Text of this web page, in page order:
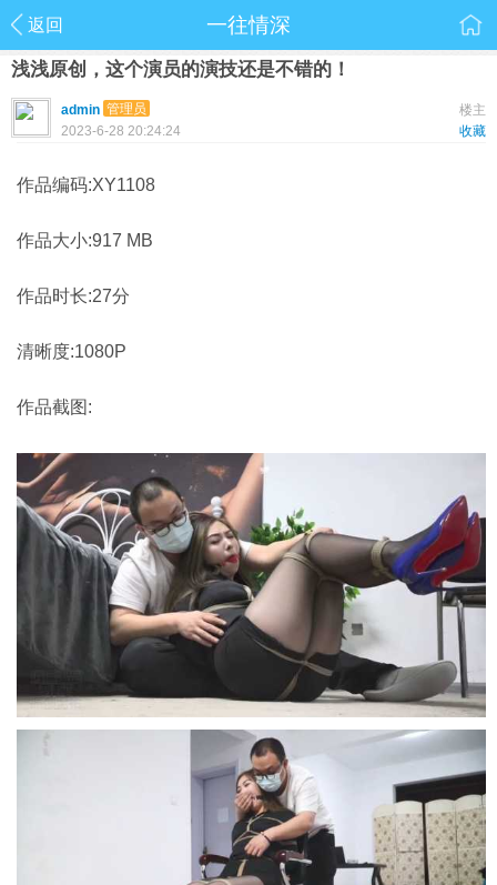
返回 一往情深
浅浅原创，这个演员的演技还是不错的！
楼主
admin 管理员
收藏
2023-6-28 20:24:24
作品编码:XY1108
作品大小:917 MB
作品时长:27分
清晰度:1080P
作品截图: